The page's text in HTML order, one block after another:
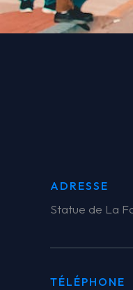
ADRESSE
Statue de La
TÉLÉPHONE